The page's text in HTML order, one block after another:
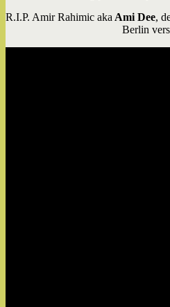
R.I.P. Amir Rahimic aka Ami Dee,
Berlin